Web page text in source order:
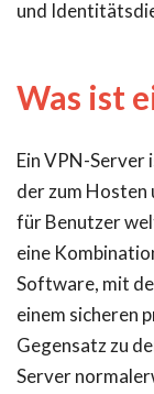
und
Was ist
Ein VPN-Server
der zum
für Benutzer
eine
Software, mit
einem sicheren
Gegensatz zu
Server